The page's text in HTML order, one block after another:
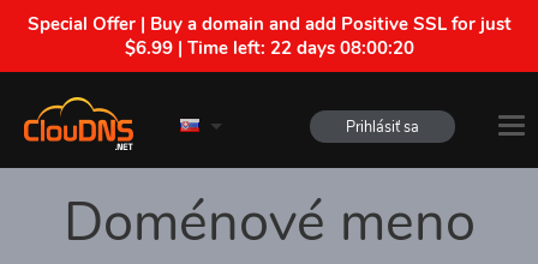
Special Offer | Buy a domain and add Positive SSL for just
$6.99 | Time left: 22 days 08:00:20
Prihlásiť sa
Doménové meno